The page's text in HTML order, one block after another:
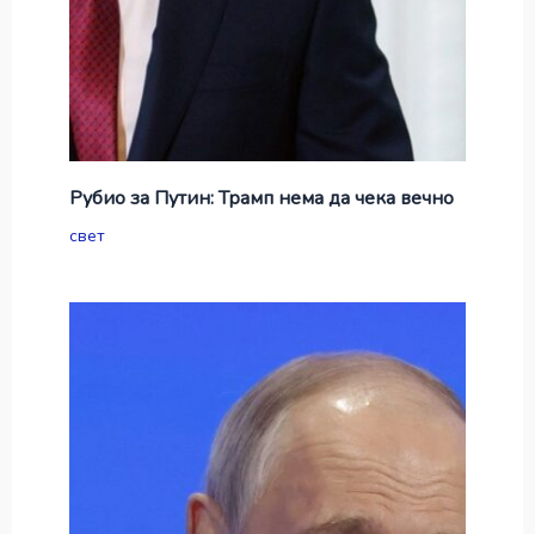
Рубио за Путин: Трамп нема да чека вечно
свет